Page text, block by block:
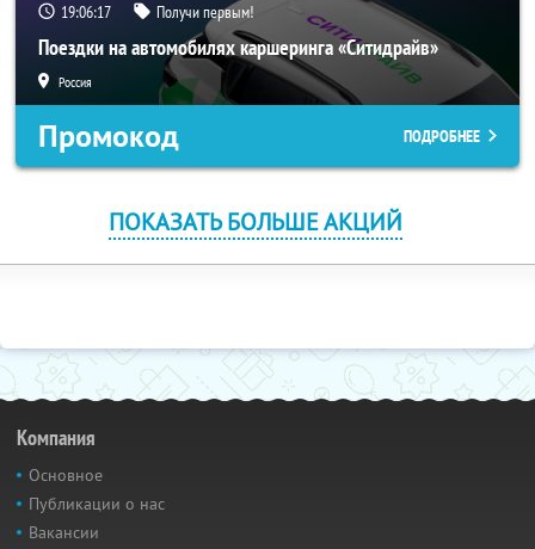
19:06:17 Получи первым!
Поездки на автомобилях каршеринга «Ситидрайв»
Россия
Промокод ПОДРОБНЕЕ
ПОКАЗАТЬ БОЛЬШЕ АКЦИЙ
Компания
Основное
Публикации о нас
Вакансии